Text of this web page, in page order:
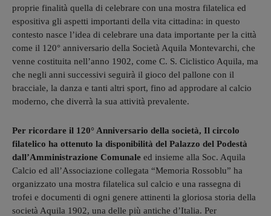
proprie finalità quella di celebrare con una mostra filatelica ed
espositiva gli aspetti importanti della vita cittadina: in questo
contesto nasce l’idea di celebrare una data importante per la città
come il 120° anniversario della Società Aquila Montevarchi, che
venne costituita nell’anno 1902, come C. S. Ciclistico Aquila, ma
che negli anni successivi seguirà il gioco del pallone con il
bracciale, la danza e tanti altri sport, fino ad approdare al calcio
moderno, che diverrà la sua attività prevalente.
Per ricordare il 120° Anniversario della società, Il circolo
filatelico ha ottenuto la disponibilità del Palazzo del Podestà
dall’Amministrazione Comunale ed insieme alla Soc. Aquila
Calcio ed all’Associazione collegata “Memoria Rossoblu” ha
organizzato una mostra filatelica sul calcio e una rassegna di
trofei e documenti di ogni genere attinenti la gloriosa storia della
società Aquila 1902, una delle più antiche d’Italia. Per